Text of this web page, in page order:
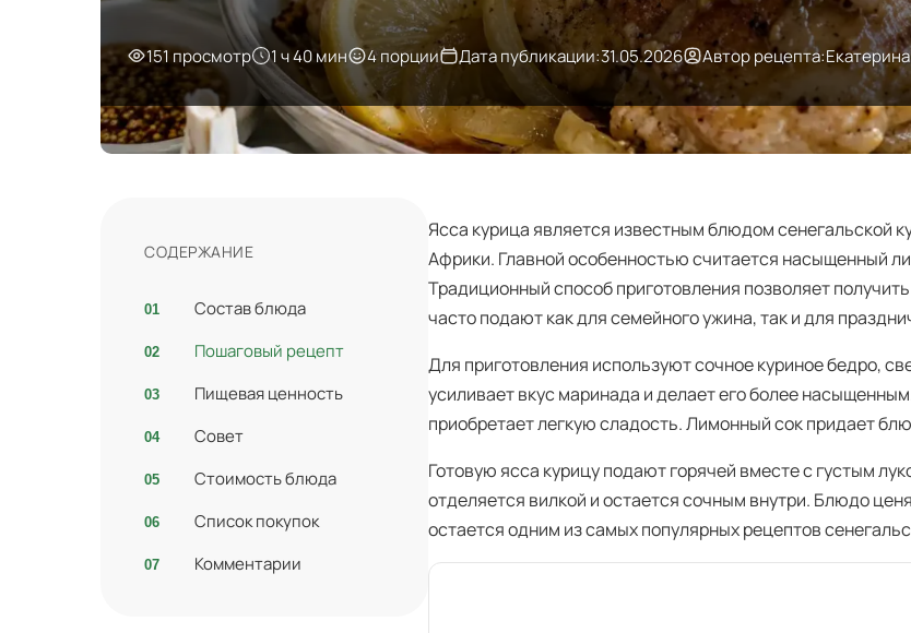
151 просмотр 1 ч 40 мин 4 порции Дата публикации:31.05.2026 Автор рецепта:
СОДЕРЖАНИЕ
Состав блюда
Пошаговый рецепт
Пищевая ценность
Совет
Стоимость блюда
Список покупок
Комментарии
Ясса курица является известным блюдом сенегальской
Африки. Главной особенностью считается насыщенный
Традиционный способ приготовления позволяет
часто подают как для семейного ужина, так и для
Для приготовления используют сочное куриное бедро,
усиливает вкус маринада и делает его более
приобретает легкую сладость. Лимонный сок придает
Готовую ясса курицу подают горячей вместе с густым
отделяется вилкой и остается сочным внутри. Блюдо
остается одним из самых популярных рецептов